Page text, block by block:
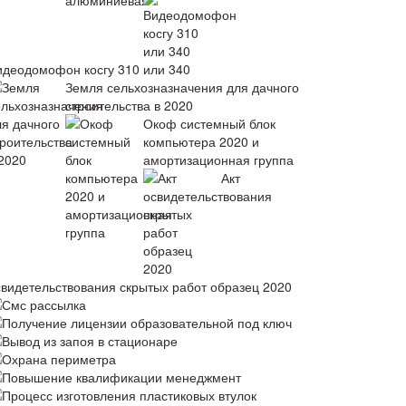
косгу 310 или 340
Земля сельхозназначения для дачного
строительства в 2020
Окоф системный блок
компьютера 2020 и
амортизационная группа
Акт
скрытых работ образец 2020
Смс рассылка
Получение лицензии образовательной под ключ
Вывод из запоя в стационаре
Охрана периметра
Повышение квалификации менеджмент
Процесс изготовления пластиковых втулок